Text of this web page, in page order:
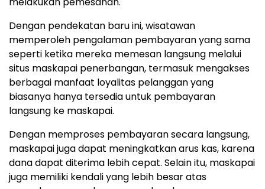
Dengan pendekatan baru ini, wisatawan
memperoleh pengalaman pembayaran yang sama
seperti ketika mereka memesan langsung melalui
situs maskapai penerbangan, termasuk mengakses
berbagai manfaat loyalitas pelanggan yang
biasanya hanya tersedia untuk pembayaran
langsung ke maskapai.
Dengan memproses pembayaran secara langsung,
maskapai juga dapat meningkatkan arus kas, karena
dana dapat diterima lebih cepat. Selain itu, maskapai
juga memiliki kendali yang lebih besar atas